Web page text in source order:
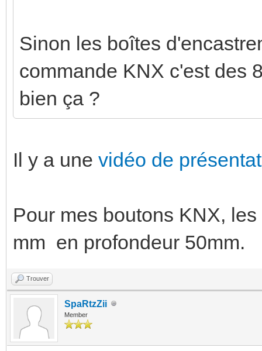
Sinon les boîtes
commande KNX c'est des
bien ça ?
Il y a une vidéo de
Pour mes boutons KNX,
mm en profondeur 50mm.
Trouver
SpaRtzZii
Member